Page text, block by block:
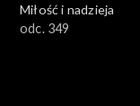
Miłość i nadzieja
odc. 349